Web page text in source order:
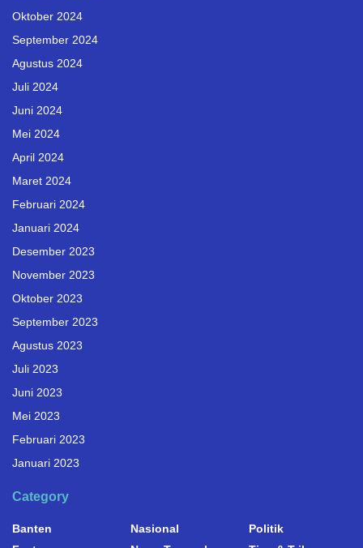
Oktober 2024
September 2024
Agustus 2024
Juli 2024
Juni 2024
Mei 2024
April 2024
Maret 2024
Februari 2024
Januari 2024
Desember 2023
November 2023
Oktober 2023
September 2023
Agustus 2023
Juli 2023
Juni 2023
Mei 2023
Februari 2023
Januari 2023
Category
Banten
Nasional
Politik